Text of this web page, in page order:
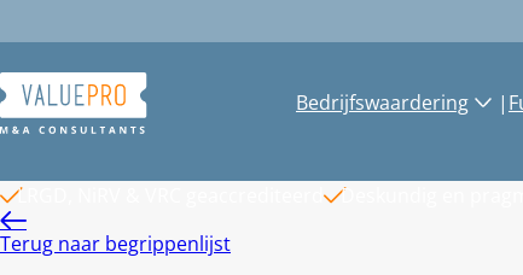
naar
de
inhoud
Bedrijfswaardering |
LRGD, NiRV & VRC geaccrediteerd Deskundig en
Terug naar begrippenlijst